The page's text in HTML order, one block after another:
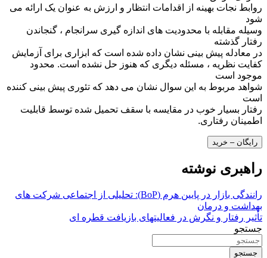
روابط نجات بهینه از اقدامات انتظار و ارزش به عنوان یک ارائه می
شود
وسیله مقابله با محدودیت های اندازه گیری سرانجام ، گنجاندن
رفتار گذشته
در معادله پیش بینی نشان داده شده است که ابزاری برای آزمایش
کفایت نظریه ، مسئله دیگری که هنوز حل نشده است. محدود
موجود است
شواهد مربوط به این سوال نشان می دهد که تئوری پیش بینی کننده
است
رفتار بسیار خوب در مقایسه با سقف تحمیل شده توسط قابلیت
اطمینان رفتاری.
رایگان – خرید
راهبری نوشته
رانندگی بازار در پایین هرم (BoP): تحلیلی از اجتماعی شرکت های
بهداشت و درمان
تأثیر رفتار و نگرش در فعالیتهای بازیافت قطره ای
جستجو
جستجو